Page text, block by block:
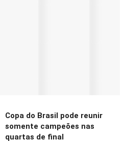
Copa do Brasil pode reunir
somente campeões nas
quartas de final